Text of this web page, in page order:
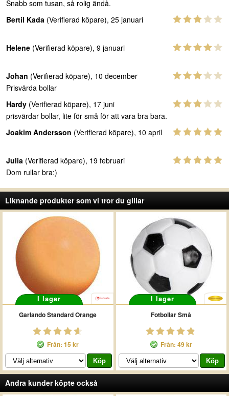
Snabb som tusan, så rolig ändå.
Bertil Kada (Verifierad köpare), 25 januari
Helene (Verifierad köpare), 9 januari
Johan (Verifierad köpare), 10 december
Prisvärda bollar
Hardy (Verifierad köpare), 17 juni
prisvärdar bollar, lite för små för att vara bra bara.
Joakim Andersson (Verifierad köpare), 10 april
Julia (Verifierad köpare), 19 februari
Dom rullar bra:)
Liknande produkter som vi tror du gillar
I lager
Garlando Standard Orange
Från: 15 kr
I lager
Fotbollar Små
Från: 49 kr
Andra kunder köpte också